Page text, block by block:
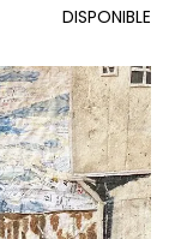
DISPONIBLE